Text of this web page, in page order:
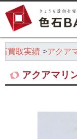
買取実績 アクア
アクアマリ